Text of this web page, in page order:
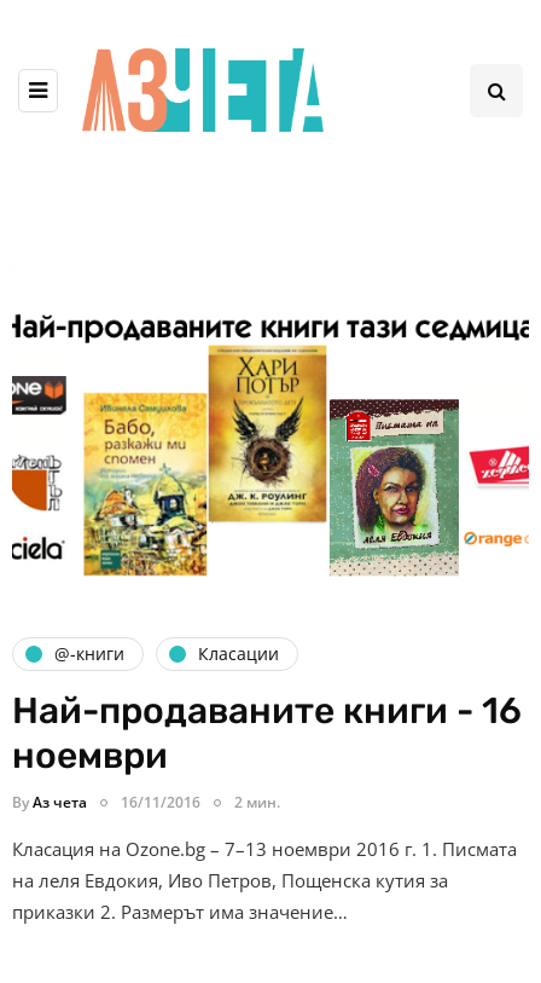
@-книги Класации
Най-продаваните книги - 16
ноември
ByАз чета 16/11/2016 2 мин.
Класация на Ozone.bg – 7–13 ноември 2016 г. 1. Писмата
на леля Евдокия, Иво Петров, Пощенска кутия за
приказки 2. Размерът има значение…